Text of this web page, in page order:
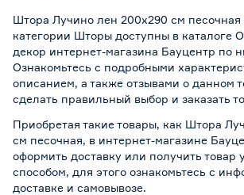
Штора Лучино лен 200х290 см песочная
категории Шторы доступны в каталоге
декор интернет-магазина Бауцентр по
Ознакомьтесь с подробными
описанием, а также отзывами о данном
сделать правильный выбор и заказать
Приобретая такие товары, как Штора
см песочная, в интернет-магазине
оформить доставку или получить товар
способом, для этого ознакомьтесь с
доставке и самовывозе.